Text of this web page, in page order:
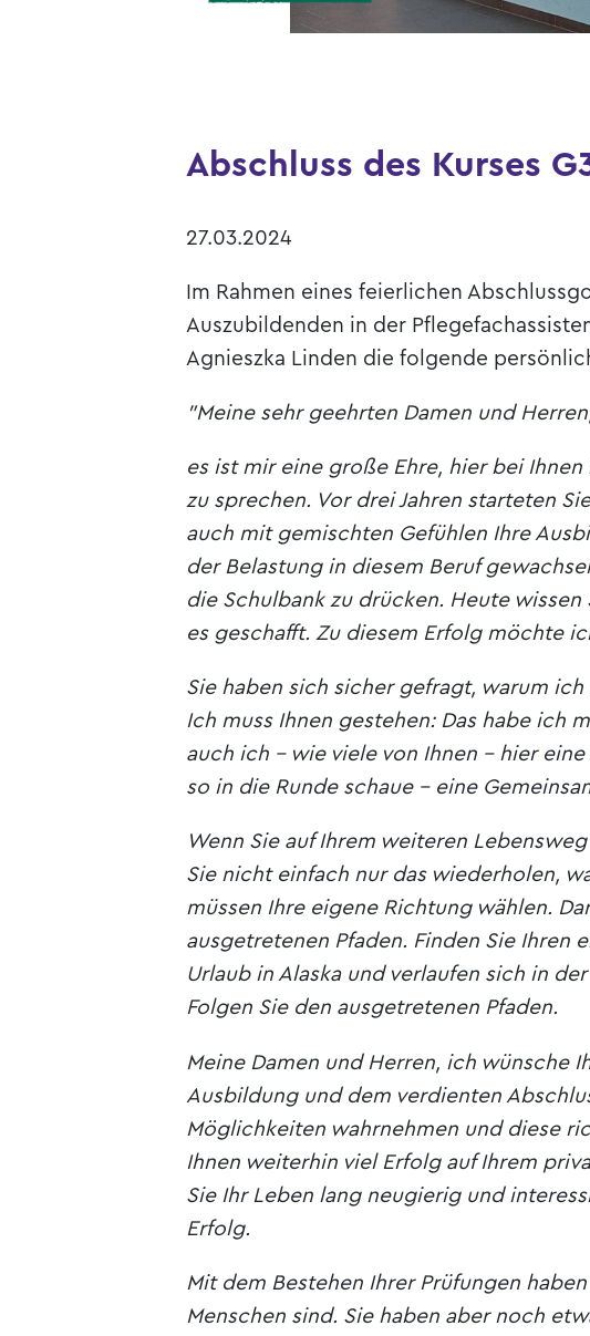
Abschluss des Kurses
27.03.2024
Im Rahmen eines feierlichen
Auszubildenden in der
Agnieszka Linden die folgende
"Meine sehr geehrten Damen und
es ist mir eine große Ehre, hier bei
zu sprechen. Vor drei Jahren starteten
auch mit gemischten Gefühlen Ihre
der Belastung in diesem Beruf
die Schulbank zu drücken. Heute
es geschafft. Zu diesem Erfolg möchte
Sie haben sich sicher gefragt, warum
Ich muss Ihnen gestehen: Das habe ich
auch ich – wie viele von Ihnen – hier
so in die Runde schaue – eine
Wenn Sie auf Ihrem weiteren
Sie nicht einfach nur das wiederholen,
müssen Ihre eigene Richtung wählen.
ausgetretenen Pfaden. Finden Sie Ihren
Urlaub in Alaska und verlaufen sich in
Folgen Sie den ausgetretenen Pfaden.
Meine Damen und Herren, ich wünsche
Ausbildung und dem verdienten
Möglichkeiten wahrnehmen und diese
Ihnen weiterhin viel Erfolg auf Ihrem
Sie Ihr Leben lang neugierig und
Erfolg.
Mit dem Bestehen Ihrer Prüfungen
Menschen sind. Sie haben aber noch